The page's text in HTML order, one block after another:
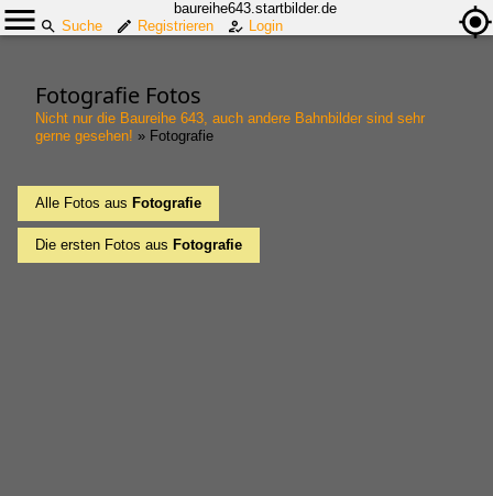
baureihe643.startbilder.de
Suche
Registrieren Login
Fotografie Fotos
Nicht nur die Baureihe 643, auch andere Bahnbilder sind sehr
gerne gesehen! » Fotografie
Alle Fotos aus Fotografie
Die ersten Fotos aus Fotografie